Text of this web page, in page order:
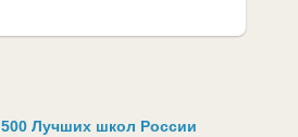
500 Лучших школ России